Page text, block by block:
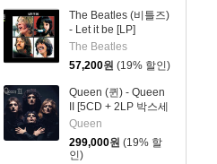
The Beatles (비틀즈)
- Let it be [LP]
The Beatles
57,200원 (19% 할인)
Queen (퀸) - Queen
II [5CD + 2LP 박스세
트]
Queen
299,000원 (19% 할
인)